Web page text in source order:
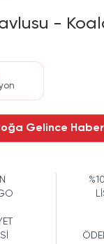
-
Gelince Haber